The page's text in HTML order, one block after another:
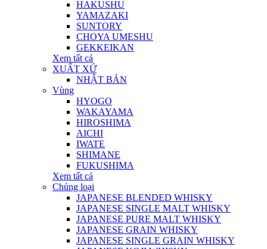
HAKUSHU
YAMAZAKI
SUNTORY
CHOYA UMESHU
GEKKEIKAN
Xem tất cả
XUẤT XỨ
NHẬT BẢN
Vùng
HYOGO
WAKAYAMA
HIROSHIMA
AICHI
IWATE
SHIMANE
FUKUSHIMA
Xem tất cả
Chủng loại
JAPANESE BLENDED WHISKY
JAPANESE SINGLE MALT WHISKY
JAPANESE PURE MALT WHISKY
JAPANESE GRAIN WHISKY
JAPANESE SINGLE GRAIN WHISKY